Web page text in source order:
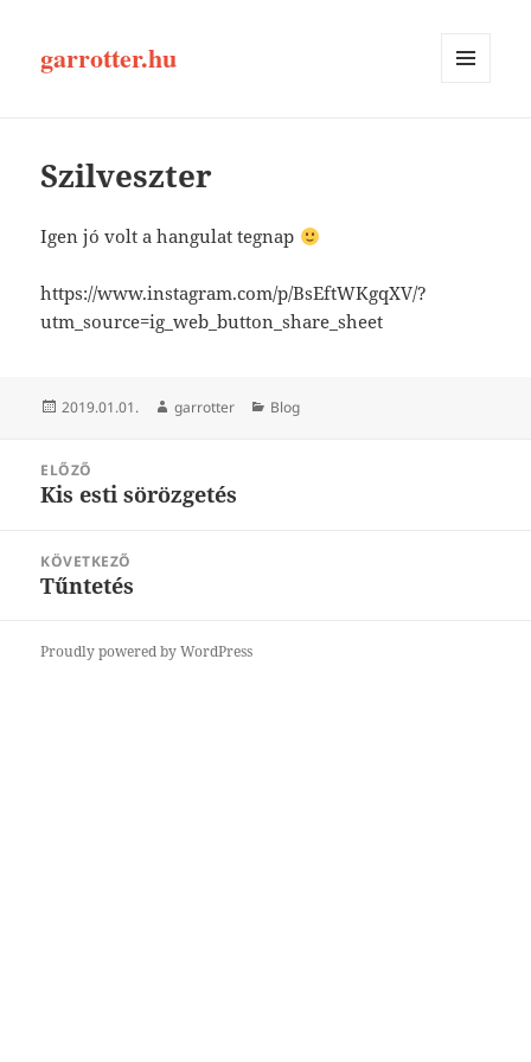
garrotter.hu
Szilveszter
Igen jó volt a hangulat tegnap
https://www.instagram.com/p/BsEftWKgqXV/?
utm_source=ig_web_button_share_sheet
Közzétéve
2019.01.01. Szerző
garrotter Kategória
Blog
navigáció
ELŐZŐ
Korábbi
Kis esti sörözgetés
KÖVETKEZŐ
Következő
Tűntetés
Proudly powered by WordPress